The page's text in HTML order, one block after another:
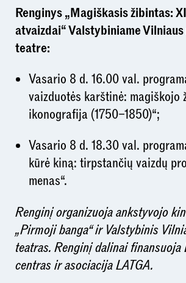
Renginys „Magiškasis žibintas:
atvaizdai“ Valstybiniame Vilniaus
teatre:
Vasario 8 d. 16.00 val.
vaizduotės karštinė: magiškojo
ikonografija (1750–1850)“;
Vasario 8 d. 18.30 val.
kūrė kiną: tirpstančių vaizdų
menas“.
Renginį organizuoja ankstyvojo
„Pirmoji banga“ ir Valstybinis
teatras. Renginį dalinai
centras ir asociacija LATGA.